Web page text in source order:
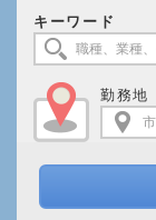
キーワード
勤務地